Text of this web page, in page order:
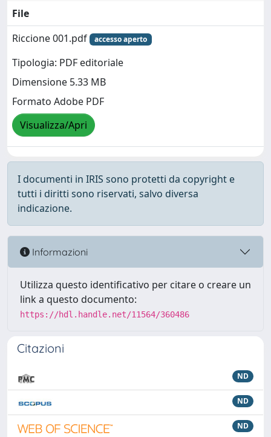
File
Riccione 001.pdf
accesso aperto
Tipologia: PDF editoriale
Dimensione 5.33 MB
Formato Adobe PDF
Visualizza/Apri
I documenti in IRIS sono protetti da copyright e
tutti i diritti sono riservati, salvo diversa
indicazione.
Informazioni
Utilizza questo identificativo per citare o creare un
link a questo documento:
https://hdl.handle.net/11564/360486
Citazioni
ND
ND
ND